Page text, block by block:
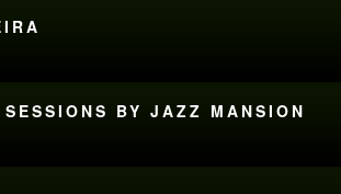
BY JAZZ MANSION